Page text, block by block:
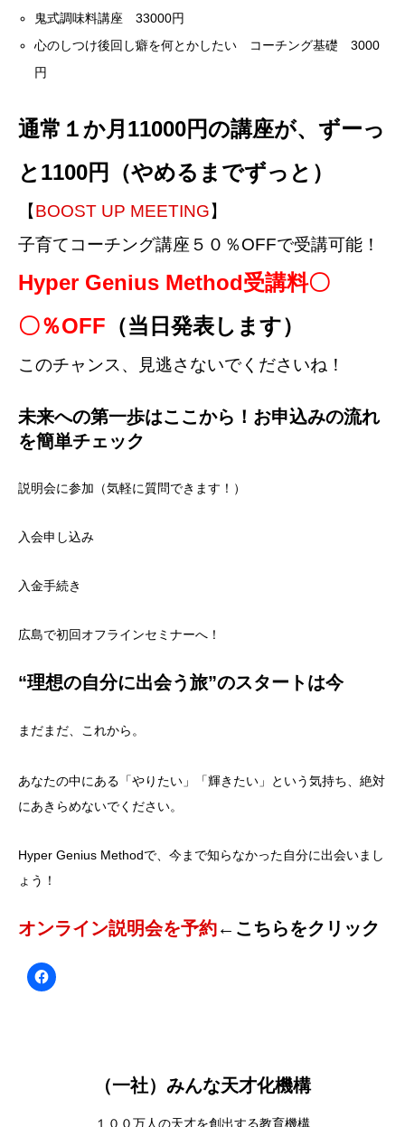
鬼式調味料講座 33000円
心のしつけ後回し癖を何とかしたい コーチング基礎 3000
円
通常１か月11000円の講座が、ずーっ
と1100円（やめるまでずっと）
【BOOST UP MEETING】
子育てコーチング講座５０％OFFで受講可能！
Hyper Genius Method受講料〇
〇％OFF （当日発表します）
このチャンス、見逃さないでくださいね！
未来への第一歩はここから！お申込みの流れ
を簡単チェック
説明会に参加（気軽に質問できます！）
入会申し込み
入金手続き
広島で初回オフラインセミナーへ！
“理想の自分に出会う旅”のスタートは今
まだまだ、これから。
あなたの中にある「やりたい」「輝きたい」という気持ち、絶対
にあきらめないでください。
Hyper Genius Methodで、今まで知らなかった自分に出会いまし
ょう！
オンライン説明会を予約←こちらをクリック
（一社）みんな天才化機構
１００万人の天才を創出する教育機構